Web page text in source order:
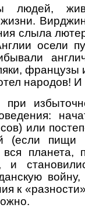
людей,
слыла
осели
французы
народов! И
или
(если пищи
планета,
к